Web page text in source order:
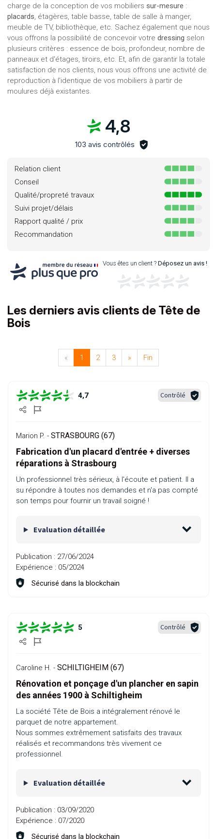
charge de la conception de vos mobiliers sur-mesure :
placards, étagères, table basse, table de salle à manger,
meuble de TV, bibliothèque, etc. Sachez également que nous
vous offrons la possibilité de concevoir votre dressing selon
plusieurs critères : essence de bois, profondeur, nombre de
panneaux et d'étages, tiroirs, etc. Et, afin de garantir la totale
satisfaction de nos clients, nous vous offrons une activité de
reproduction à l'identique de vos mobiliers à partir de
moulures déjà existantes.
4,8
103 avis contrôlés
Relation client
Conseil
Qualité/propreté travaux
Suivi projet/délais
Rapport qualité / prix
Recommandation
Vous êtes un client ?Déposez un avis !
Les derniers avis clients de Tête de
Bois
« 1 2 3 » Fin
4,7 Contrôlé
Marion P. - STRASBOURG (67)
Fabrication d'un placard d'entrée + diverses
réparations à Strasbourg
Un professionnel très sérieux, à l'écoute et patient. Il a
su répondre à toutes nos demandes et n'a pas compté
son temps pour fournir un travail soigné !
Evaluation détaillée
Publication : 27/06/2024
Expérience : 05/2024
Sécurisé dans la blockchain
5 Contrôlé
Caroline H. - SCHILTIGHEIM (67)
Rénovation et ponçage d'un plancher en sapin
des années 1900 à Schiltigheim
La société Tête de Bois a intégralement rénové le
parquet de notre appartement.
Nous sommes extrêmement satisfaits des travaux
réalisés et recommandons très vivement ce
professionnel.
Evaluation détaillée
Publication : 03/09/2020
Expérience : 07/2020
Sécurisé dans la blockchain